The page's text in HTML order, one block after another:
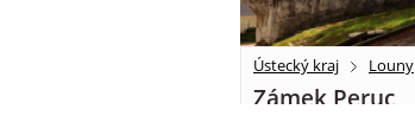
Ústecký kraj Louny
Zámek Peruc